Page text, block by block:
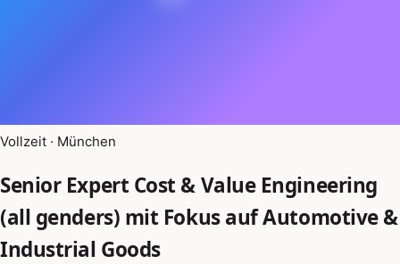
Vollzeit · München
Senior Expert Cost & Value Engineering
(all genders) mit Fokus auf Automotive &
Industrial Goods